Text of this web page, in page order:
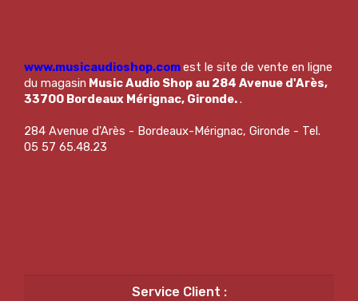
www.musicaudioshop.comest le site de vente en ligne
du magasin Music Audio Shop au 284 Avenue d'Arès,
33700 Bordeaux Mérignac, Gironde..
284 Avenue d'Arès - Bordeaux-Mérignac, Gironde - Tel.
05 57 65.48.23